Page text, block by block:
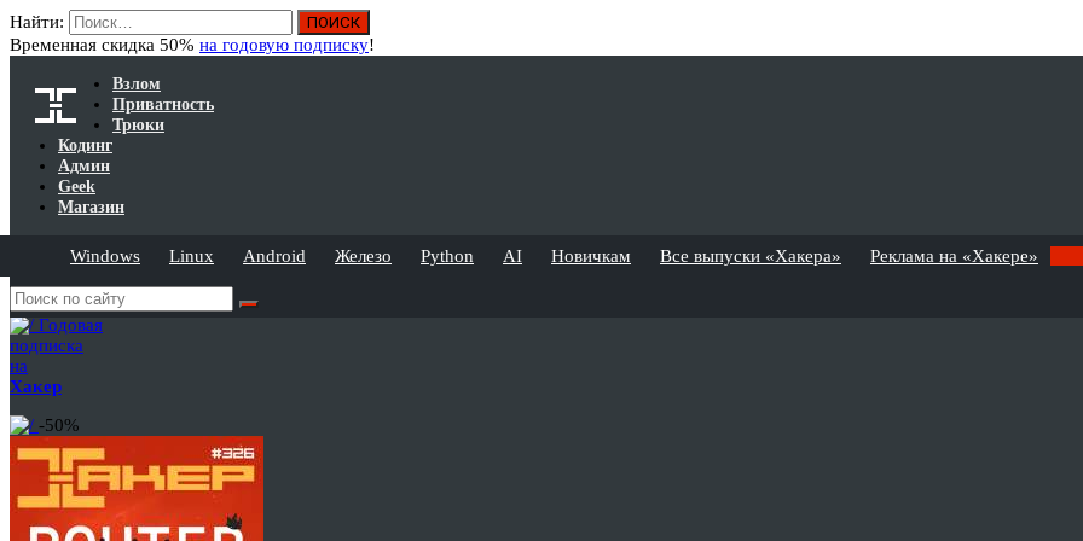
Найти:
Временная скидка 50% на годовую подписку!
Взлом
Приватность
Трюки
Кодинг
Админ
Geek
Магазин
Windows Linux Android Железо Python AI Новичкам Все выпуски «Хакера» Реклама на «Хакере»
Годовая
подписка
на
Хакер
-50%